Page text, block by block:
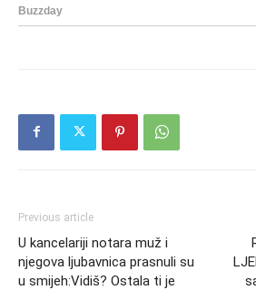
Previous article
U kancelariji notara muž i
njegova ljubavnica prasnuli su
u smijeh:Vidiš? Ostala ti je